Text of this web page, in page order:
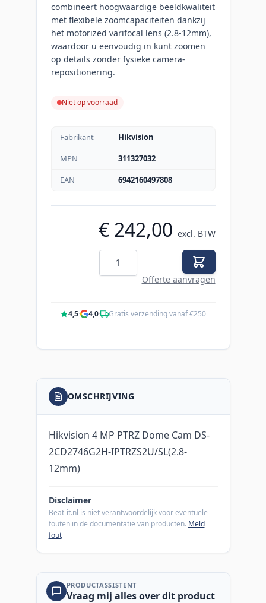
combineert hoogwaardige beeldkwaliteit
met flexibele zoomcapaciteiten dankzij
het motorized varifocal lens (2.8-12mm),
waardoor u eenvoudig in kunt zoomen
op details zonder fysieke camera-
repositionering.
Niet op voorraad
Fabrikant
Hikvision
MPN
311327032
EAN
6942160497808
€ 242,00 excl. BTW
Aantal
Offerte aanvragen
4,5· 4,0· Gratis verzending vanaf €250
OMSCHRIJVING
Hikvision 4 MP PTRZ Dome Cam DS-
2CD2746G2H-IPTRZS2U/SL(2.8-
12mm)
Disclaimer
Beat-it.nl is niet verantwoordelijk voor eventuele
fouten in de documentatie van producten. Meld
fout
PRODUCTASSISTENT
Vraag mij alles over dit product